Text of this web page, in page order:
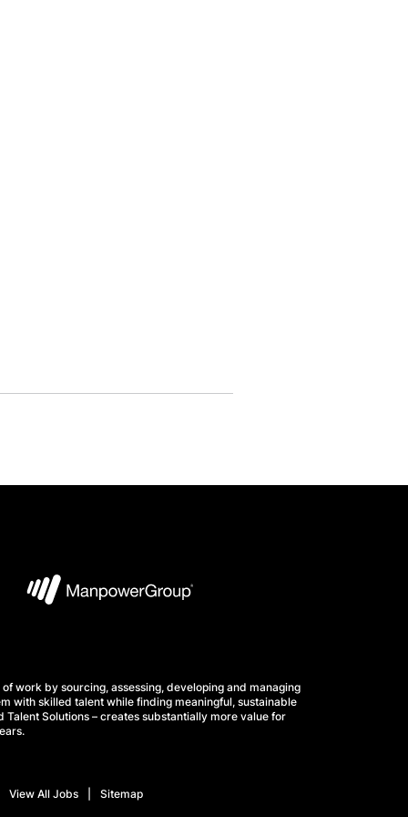
work by sourcing, assessing, developing and managing
with skilled talent while finding meaningful, sustainable
Solutions – creates substantially more value for
View All Jobs Sitemap